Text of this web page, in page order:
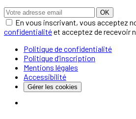
OK
En vous inscrivant, vous acceptez
confidentialitéet acceptez de recevoir
Politique de confidentialité
Politique d’inscription
Mentions légales
Accessibilité
Gérer les cookies